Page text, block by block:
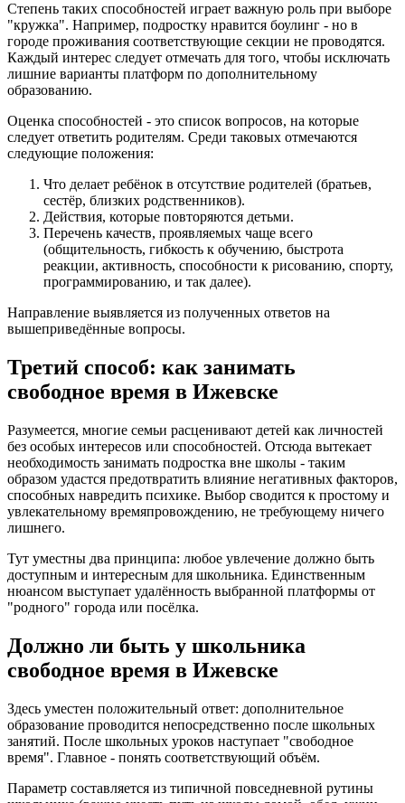
Степень таких способностей играет важную роль при выборе
"кружка". Например, подростку нравится боулинг - но в
городе проживания соответствующие секции не проводятся.
Каждый интерес следует отмечать для того, чтобы исключать
лишние варианты платформ по дополнительному
образованию.
Оценка способностей - это список вопросов, на которые
следует ответить родителям. Среди таковых отмечаются
следующие положения:
Что делает ребёнок в отсутствие родителей (братьев,
сестёр, близких родственников).
Действия, которые повторяются детьми.
Перечень качеств, проявляемых чаще всего
(общительность, гибкость к обучению, быстрота
реакции, активность, способности к рисованию, спорту,
программированию, и так далее).
Направление выявляется из полученных ответов на
вышеприведённые вопросы.
Третий способ: как занимать
свободное время в Ижевске
Разумеется, многие семьи расценивают детей как личностей
без особых интересов или способностей. Отсюда вытекает
необходимость занимать подростка вне школы - таким
образом удастся предотвратить влияние негативных факторов,
способных навредить психике. Выбор сводится к простому и
увлекательному времяпровождению, не требующему ничего
лишнего.
Тут уместны два принципа: любое увлечение должно быть
доступным и интересным для школьника. Единственным
нюансом выступает удалённость выбранной платформы от
"родного" города или посёлка.
Должно ли быть у школьника
свободное время в Ижевске
Здесь уместен положительный ответ: дополнительное
образование проводится непосредственно после школьных
занятий. После школьных уроков наступает "свободное
время". Главное - понять соответствующий объём.
Параметр составляется из типичной повседневной рутины